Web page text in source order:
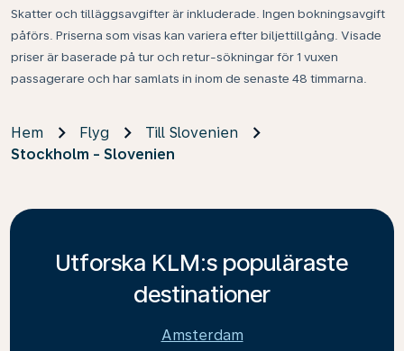
Skatter och tilläggsavgifter är inkluderade. Ingen bokningsavgift
påförs. Priserna som visas kan variera efter biljettillgång. Visade
priser är baserade på tur och retur-sökningar för 1 vuxen
passagerare och har samlats in inom de senaste 48 timmarna.
Hem Flyg
Till Slovenien
Stockholm - Slovenien
Utforska KLM:s populäraste
destinationer
Amsterdam